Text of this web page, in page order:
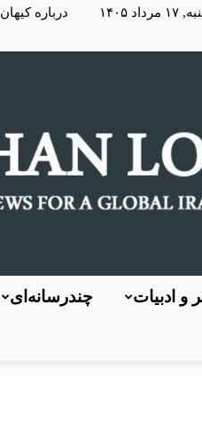
درباره کیهان
چندرسانه‌ای و ادبیات